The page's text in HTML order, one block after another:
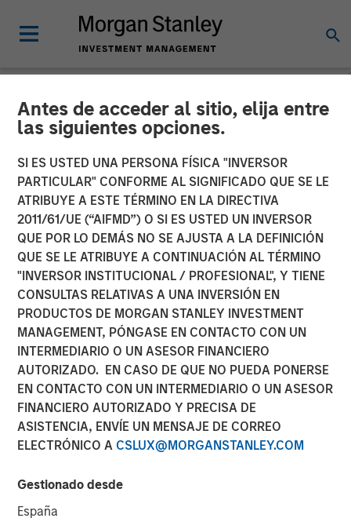
Antes de acceder al sitio, elija entre
las siguientes opciones.
SI ES USTED UNA PERSONA FÍSICA "INVERSOR
PARTICULAR" CONFORME AL SIGNIFICADO QUE SE LE
ATRIBUYE A ESTE TÉRMINO EN LA DIRECTIVA
2011/61/UE (“AIFMD”) O SI ES USTED UN INVERSOR
QUE POR LO DEMÁS NO SE AJUSTA A LA DEFINICIÓN
QUE SE LE ATRIBUYE A CONTINUACIÓN AL TÉRMINO
"INVERSOR INSTITUCIONAL / PROFESIONAL", Y TIENE
CONSULTAS RELATIVAS A UNA INVERSIÓN EN
PRODUCTOS DE MORGAN STANLEY INVESTMENT
MANAGEMENT, PÓNGASE EN CONTACTO CON UN
INTERMEDIARIO O UN ASESOR FINANCIERO
AUTORIZADO. EN CASO DE QUE NO PUEDA PONERSE
EN CONTACTO CON UN INTERMEDIARIO O UN ASESOR
FINANCIERO AUTORIZADO Y PRECISA DE
ASISTENCIA, ENVÍE UN MENSAJE DE CORREO
ELECTRÓNICO A CSLUX@MORGANSTANLEY.COM
Gestionado desde
España
BIG PICTURE INSIGHTS
Video: The 3 Antis
19 MAYO 2025
Jitania Kandhari
Managing Director
Play